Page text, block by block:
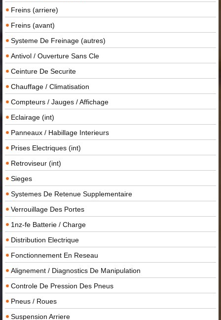
Freins (arriere)
Freins (avant)
Systeme De Freinage (autres)
Antivol / Ouverture Sans Cle
Ceinture De Securite
Chauffage / Climatisation
Compteurs / Jauges / Affichage
Eclairage (int)
Panneaux / Habillage Interieurs
Prises Electriques (int)
Retroviseur (int)
Sieges
Systemes De Retenue Supplementaire
Verrouillage Des Portes
1nz-fe Batterie / Charge
Distribution Electrique
Fonctionnement En Reseau
Alignement / Diagnostics De Manipulation
Controle De Pression Des Pneus
Pneus / Roues
Suspension Arriere